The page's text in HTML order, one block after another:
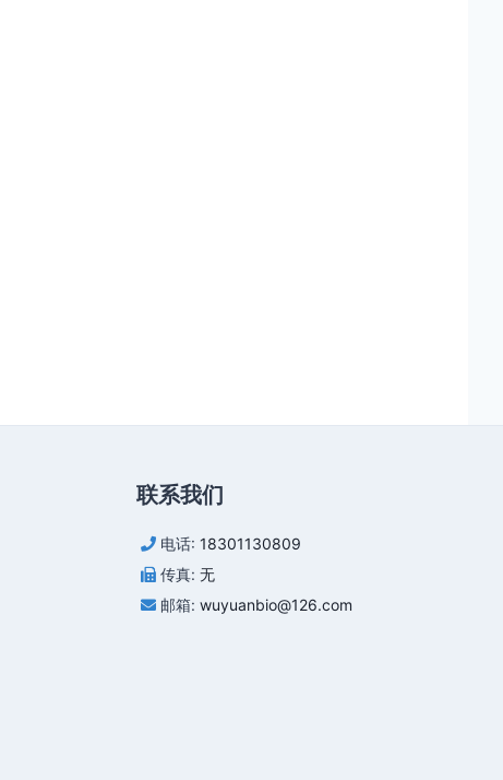
联系我们
电话: 18301130809
传真: 无
邮箱: wuyuanbio@126.com